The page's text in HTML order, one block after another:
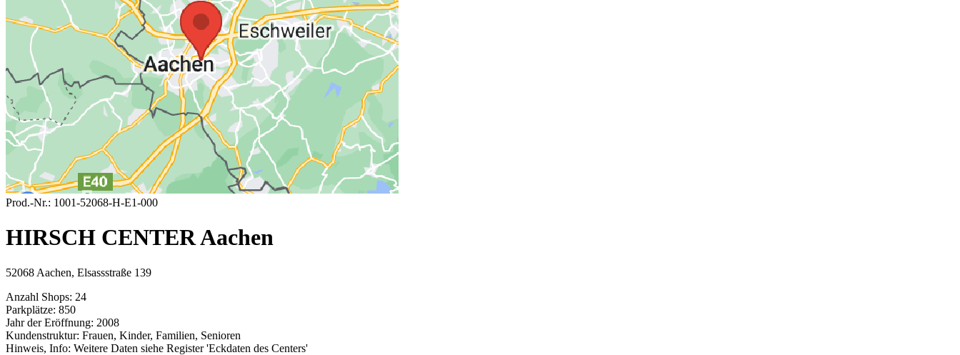
Prod.-Nr.: 1001-52068-H-E1-000
HIRSCH CENTER Aachen
52068 Aachen, Elsassstraße 139
Anzahl Shops: 24
Parkplätze: 850
Jahr der Eröffnung: 2008
Kundenstruktur: Frauen, Kinder, Familien, Senioren
Hinweis, Info: Weitere Daten siehe Register 'Eckdaten des Centers'